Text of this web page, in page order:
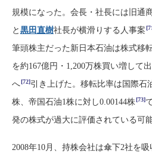
規模になった。会長・社長には旧通
と 黒田直樹社長が横滑りする人事案
筆頭株主だった新日本石油は株式移
を約167億円・1,200万株買い増して
へ[72]引き上げた。移転比率は国際石
株、帝国石油1株に対し0.00144株[73]
発の株式が過大に評価されている可
2008年10月、持株会社は傘下2社を